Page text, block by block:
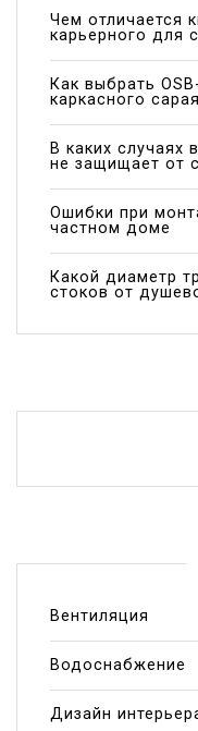
Чем отличается
карьерного для
Как выбрать
каркасного сарая
В каких случаях
не защищает от
Ошибки при
частном доме
Какой диаметр
стоков от
Вентиляция
Водоснабжение
Дизайн